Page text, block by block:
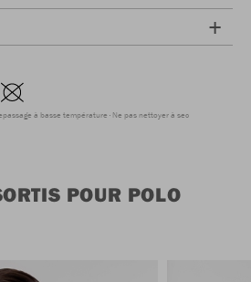
à basse température Ne pas nettoyer à sec
POUR POLO